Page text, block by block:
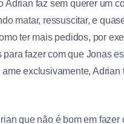
faz sem querer um
matar, ressuscitar, e
ter mais pedidos, por
fazer com que Jonas
exclusivamente,
que não é bom em